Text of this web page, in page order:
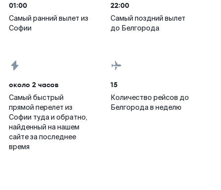
01:00
Самый ранний вылет из
Софии
22:00
Самый поздний вылет
до Белгорода
около 2 часов
Самый быстрый
прямой перелет из
Софии туда и обратно,
найденный на нашем
сайте за последнее
время
15
Количество рейсов до
Белгорода в неделю